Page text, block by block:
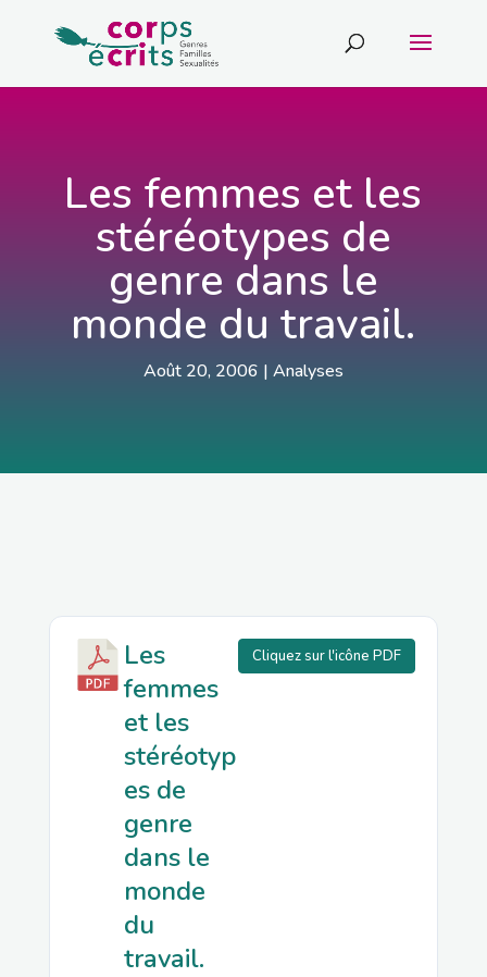
Les femmes et les
stéréotypes de
genre dans le
monde du travail.
Août 20, 2006 | Analyses
Les
femmes
et les
stéréotyp
es de
genre
dans le
monde
du
travail.
Cliquez sur l'icône PDF